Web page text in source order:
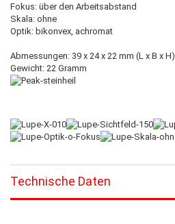
Fokus: über den Arbeitsabstand
Skala: ohne
Optik: bikonvex, achromat
Abmessungen: 39 x 24 x 22 mm (L x B x H)
Gewicht: 22 Gramm
Technische Daten